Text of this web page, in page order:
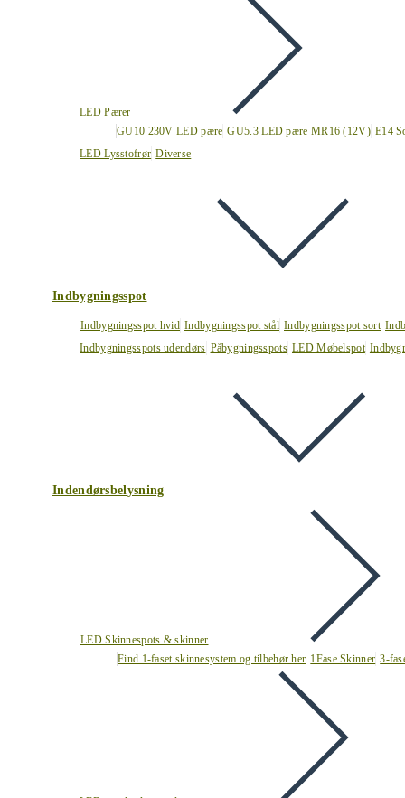
LED Pærer
GU10 230V LED pære GU5.3 LED pære MR16 (12V) E14
LED Lysstofrør Diverse
Indbygningsspot
Indbygningsspot hvid Indbygningsspot stål Indbygningsspot sort
Indbygningsspots udendørs Påbygningsspots LED Møbelspot
Indendørsbelysning
LED Skinnespots & skinner
Find 1-faset skinnesystem og tilbehør her 1Fase Skinner 3-